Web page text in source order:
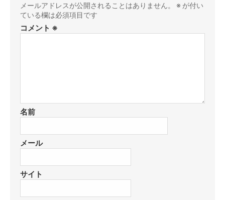
メールアドレスが公開されることはありません。 ※ が付い
ている欄は必須項目です
コメント ※
名前
メール
サイト